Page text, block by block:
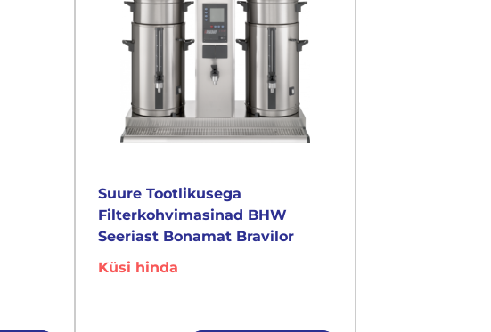
Suure Tootlikusega
Filterkohvimasinad BHW
Seeriast Bonamat Bravilor
Küsi hinda